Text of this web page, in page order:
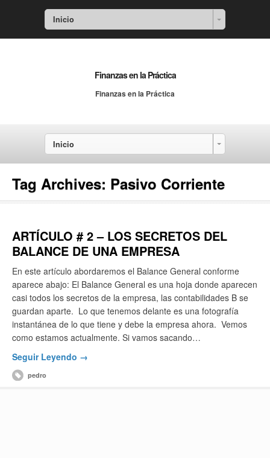
Inicio
Finanzas en la Práctica
Finanzas en la Práctica
Inicio
Tag Archives: Pasivo Corriente
ARTÍCULO # 2 – LOS SECRETOS DEL
BALANCE DE UNA EMPRESA
En este artículo abordaremos el Balance General conforme
aparece abajo: El Balance General es una hoja donde aparecen
casi todos los secretos de la empresa, las contabilidades B se
guardan aparte. Lo que tenemos delante es una fotografía
instantánea de lo que tiene y debe la empresa ahora. Vemos
como estamos actualmente. Si vamos sacando…
Seguir Leyendo →
pedro